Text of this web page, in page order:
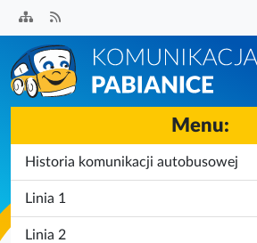
Przejdź
do
treści
Menu:
Historia komunikacji autobusowej
Linia 1
Linia 2